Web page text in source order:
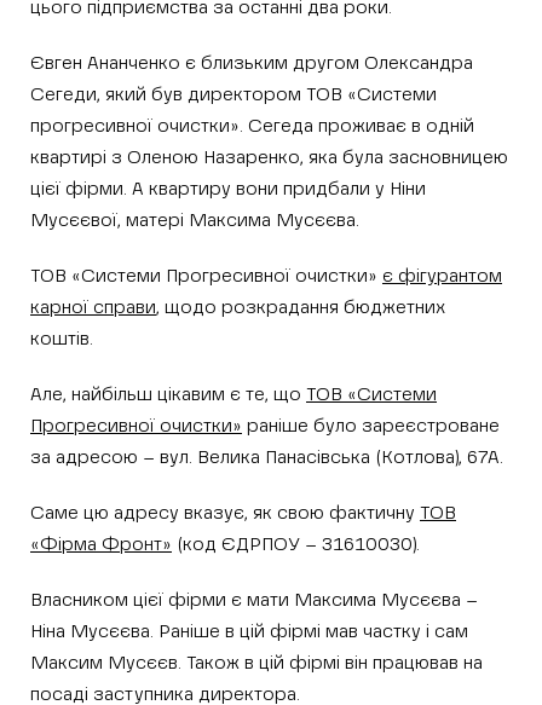
цього підприємства за останні два роки.
Євген Ананченко є близьким другом Олександра
Сегеди, який був директором ТОВ «Системи
прогресивної очистки». Сегеда проживає в одній
квартирі з Оленою Назаренко, яка була засновницею
цієї фірми. А квартиру вони придбали у Ніни
Мусєєвої, матері Максима Мусєєва.
ТОВ «Системи Прогресивної очистки» є фігурантом
карної справи, щодо розкрадання бюджетних
коштів.
Але, найбільш цікавим є те, що ТОВ «Системи
Прогресивної очистки» раніше було зареєстроване
за адресою – вул. Велика Панасівська (Котлова), 67А.
Саме цю адресу вказує, як свою фактичну ТОВ
«Фірма Фронт» (код ЄДРПОУ – 31610030).
Власником цієї фірми є мати Максима Мусєєва –
Ніна Мусєєва. Раніше в цій фірмі мав частку і сам
Максим Мусєєв. Також в цій фірмі він працював на
посаді заступника директора.